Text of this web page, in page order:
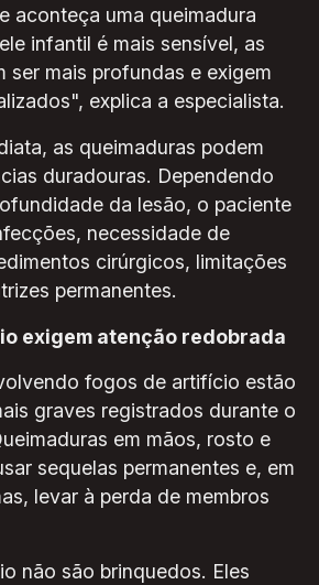
aconteça uma queimadura
infantil é mais sensível, as
ser mais profundas e exigem
explica a especialista.
as queimaduras podem
duradouras. Dependendo
da lesão, o paciente
necessidade de
cirúrgicos, limitações
permanentes.
exigem atenção redobrada
fogos de artifício estão
graves registrados durante o
em mãos, rosto e
sequelas permanentes e, em
levar à perda de membros
não são brinquedos. Eles